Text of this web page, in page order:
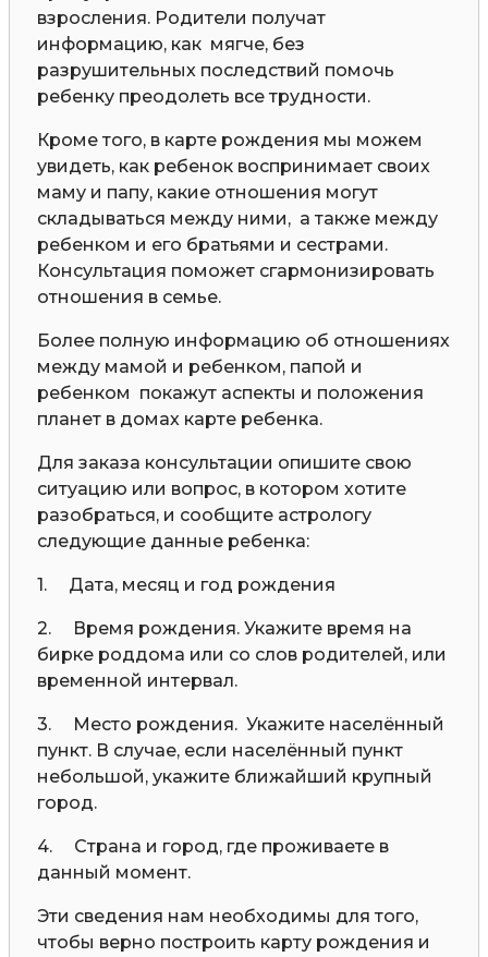
взросления. Родители получат
информацию, как мягче, без
разрушительных последствий помочь
ребенку преодолеть все трудности.
Кроме того, в карте рождения мы можем
увидеть, как ребенок воспринимает своих
маму и папу, какие отношения могут
складываться между ними, а также между
ребенком и его братьями и сестрами.
Консультация поможет сгармонизировать
отношения в семье.
Более полную информацию об отношениях
между мамой и ребенком, папой и
ребенком покажут аспекты и положения
планет в домах карте ребенка.
Для заказа консультации опишите свою
ситуацию или вопрос, в котором хотите
разобраться, и сообщите астрологу
следующие данные ребенка:
1. Дата, месяц и год рождения
2. Время рождения. Укажите время на
бирке роддома или со слов родителей, или
временной интервал.
3. Место рождения. Укажите населённый
пункт. В случае, если населённый пункт
небольшой, укажите ближайший крупный
город.
4. Страна и город, где проживаете в
данный момент.
Эти сведения нам необходимы для того,
чтобы верно построить карту рождения и